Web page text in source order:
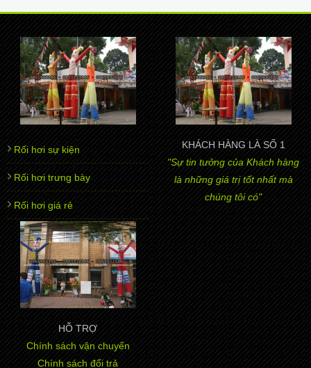
Rối hơi sự kiện
Rối hơi trưng bày
Rối hơi giá rẻ
KHÁCH HÀNG LÀ SỐ 1
"Sự tin tưởng của Khách hàng
là những giá trị tốt nhất mà
chúng tôi có"
HỖ TRỢ
Chính sách vận chuyển
Chính sách đổi trả